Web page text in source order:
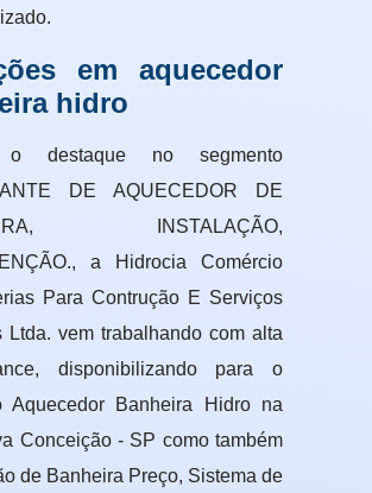
em aquecedor
hidro
o destaque no segmento
DE AQUECEDOR DE
INSTALAÇÃO,
a Hidrocia Comércio
Para Contrução E Serviços
Ltda. vem trabalhando com alta
disponibilizando para o
Aquecedor Banheira Hidro na
Conceição - SP como também
de Banheira Preço, Sistema de